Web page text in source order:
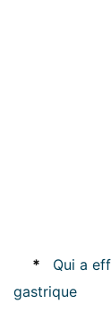
*
Qui a
gastrique